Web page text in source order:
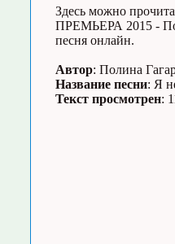
Здесь можно
ПРЕМЬЕРА 2015 -
песня онлайн.
Автор: Полина
Название песни: Я
Текст просмотрен: